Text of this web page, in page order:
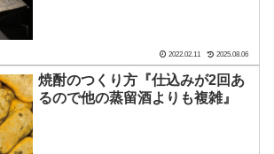
2022.02.11 2025.08.06
焼酎のつくり方『仕込みが2回あ
るので他の蒸留酒よりも複雑』